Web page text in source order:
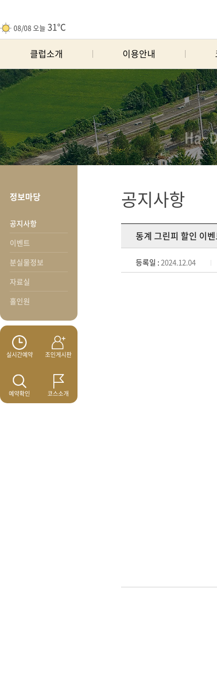
08/08 오늘 31℃
클럽소개 이용안내
정보마당
공지사항
이벤트
분실물정보
자료실
홀인원
실시간예약 조인게시판
예약확인 코스소개
공지사항
동계 그린피 할인 이
등록일 : 2024.12.04